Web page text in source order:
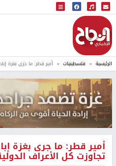
البث المباشر
إذاعة النجاح
الرئيسية فلسطينيات أمير قطر: ما جرى بغزة
أمير قطر: ما جرى بغزة
تجاوزت كل الأعراف